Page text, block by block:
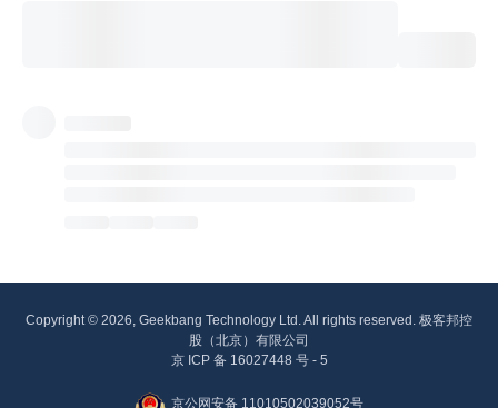
Copyright © 2026, Geekbang Technology Ltd. All rights reserved. 极客邦控
股（北京）有限公司
京 ICP 备 16027448 号 - 5
京公网安备 11010502039052号